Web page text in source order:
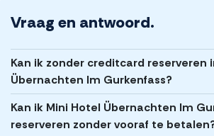
Vraag en antwoord.
Kan ik zonder creditcard reserveren
Übernachten Im Gurkenfass?
Kan ik Mini Hotel Übernachten Im
reserveren zonder vooraf te